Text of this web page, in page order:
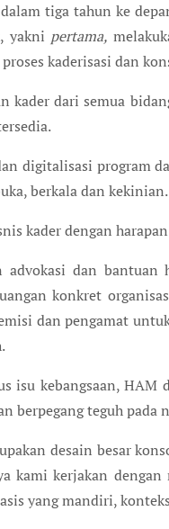
tiga tahun ke
yakni pertama,
kaderisasi dan
kader dari semua
digitalisasi program
berkala dan kekinian.
kader dengan
advokasi dan
konkret
dan pengamat
isu kebangsaan,
berpegang teguh
desain besar
kami kerjakan
yang mandiri,